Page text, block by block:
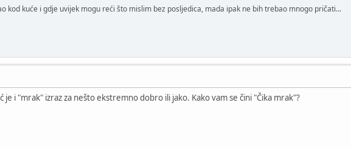
kod kuće i gdje uvijek mogu reći što mislim bez posljedica, mada ipak ne bih trebao mnogo pričati...
je i "mrak" izraz za nešto ekstremno dobro ili jako. Kako vam se čini "Čika mrak"?